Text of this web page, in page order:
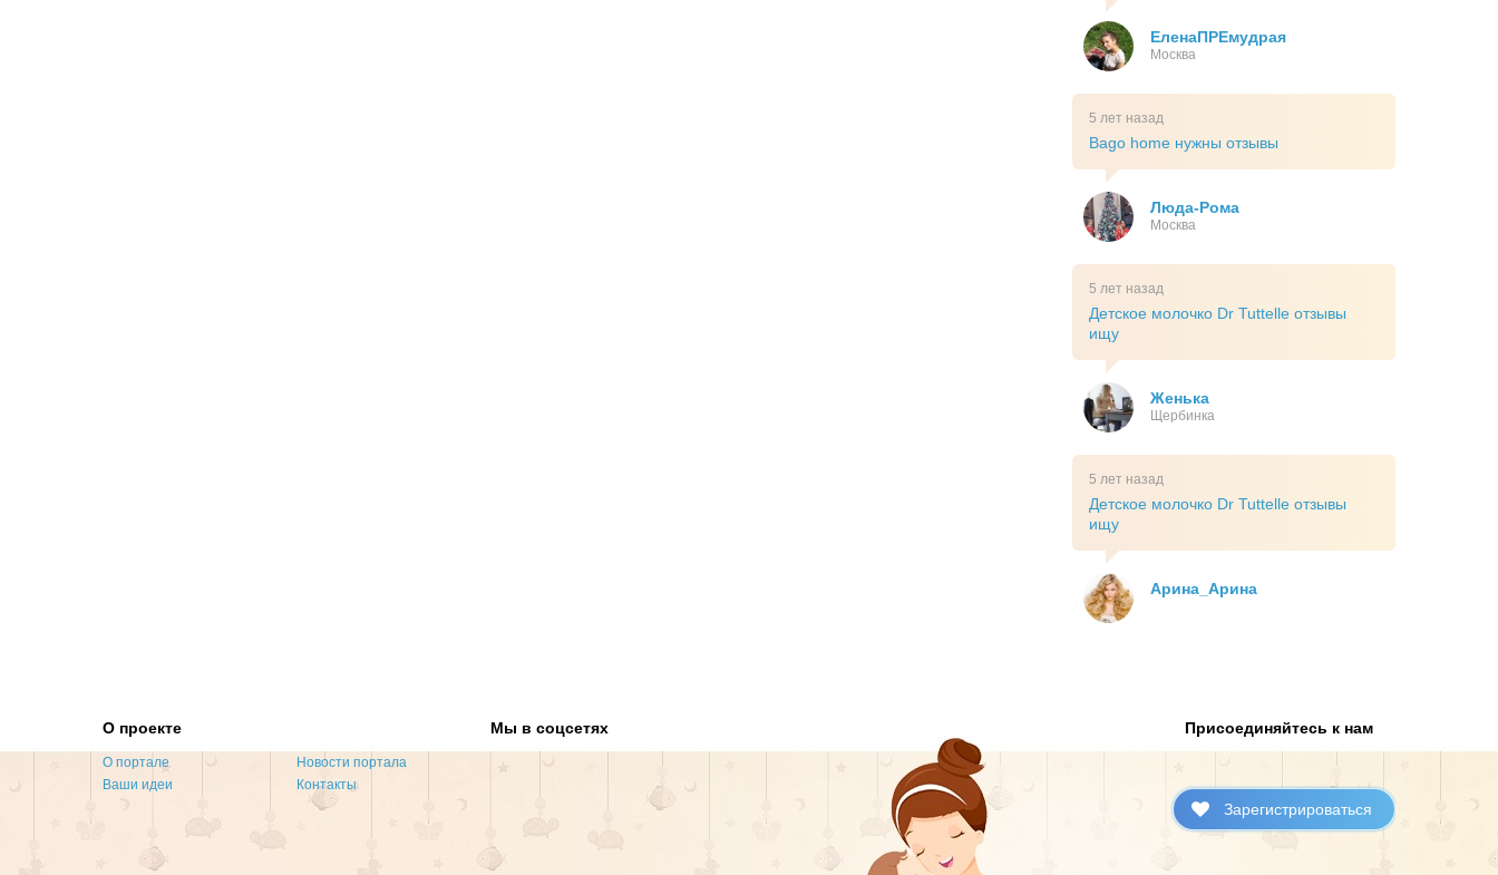
ЕленаПРЕмудрая
Москва
5 лет назад
Bago home нужны отзывы
Люда-Рома
Москва
5 лет назад
Детское молочко Dr Tuttelle отзывы
ищу
Женька
Щербинка
5 лет назад
Детское молочко Dr Tuttelle отзывы
ищу
Арина_Арина
О проекте
О портале
Новости портала
Ваши идеи
Контакты
Мы в соцсетях Присоединяйтесь к нам
Зарегистрироваться